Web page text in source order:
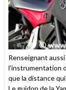
Renseignant
l'instrumentation
que la distance
Le guidon de la